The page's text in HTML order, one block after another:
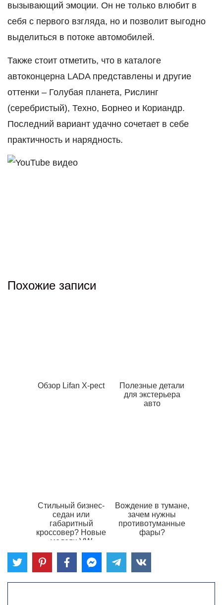
вызывающий эмоции. Он не только влюбит в
себя с первого взгляда, но и позволит выгодно
выделиться в потоке автомобилей.
Также стоит отметить, что в каталоге
автоконцерна LADA представлены и другие
оттенки – Голубая планета, Рислинг
(серебристый), Техно, Борнео и Кориандр.
Последний вариант удачно сочетает в себе
практичность и нарядность.
Похожие записи
Обзор Lifan X-pect
Полезные детали
для экстерьера
авто
Стильный бизнес-
седан или
габаритный
кроссовер? Новые
модели VW
Вождение в тумане,
зачем нужны
противотуманные
фары?